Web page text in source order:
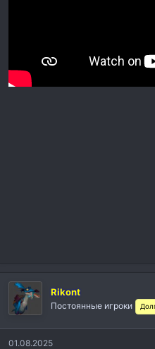
Rikont
Постоянные игроки
01.08.2025